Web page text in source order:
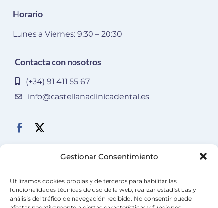
Gestionar Consentimiento
Utilizamos cookies propias y de terceros para habilitar las
funcionalidades técnicas de uso de la web, realizar estadísticas y
análisis del tráfico de navegación recibido. No consentir puede
Horario
Lunes a Viernes: 9:30 – 20:30
Contacta con nosotros
(+34) 91 411 55 67
info@castellanaclinicadental.es